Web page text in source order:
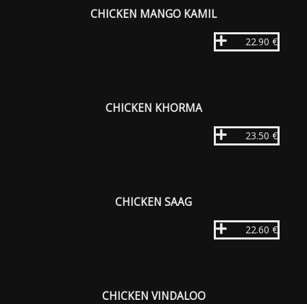
CHICKEN MANGO KAMIL
22.90 €
CHICKEN KHORMA
23.50 €
CHICKEN SAAG
22.60 €
CHICKEN VINDALOO